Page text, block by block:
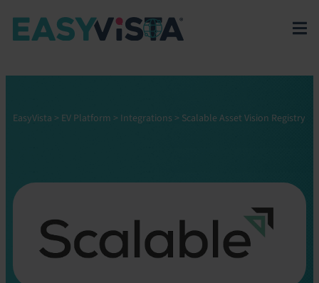
EasyVista > EV Platform > Integrations > Scalable Asset Vision Registry